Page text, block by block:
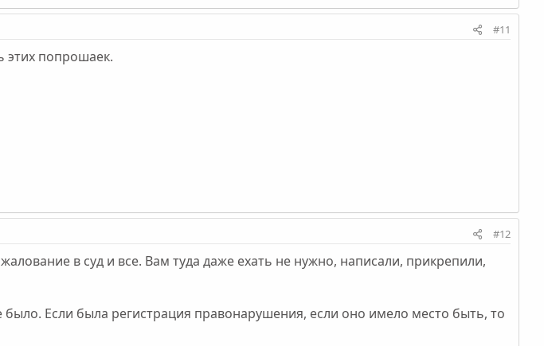
#11
этих попрошаек.
#12
в суд и все. Вам туда даже ехать не нужно, написали, прикрепили,
Если была регистрация правонарушения, если оно имело место быть, то